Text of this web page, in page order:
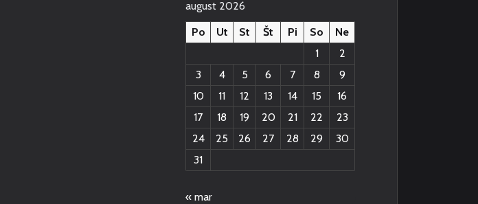
august 2026
Po
Ut St Št Pi So
Ne
1
2
3
4 5 6 7 8
9
10
11 12 13 14 15
16
17
18 19 20 21 22
23
24
25 26 27 28 29
30
31
« mar